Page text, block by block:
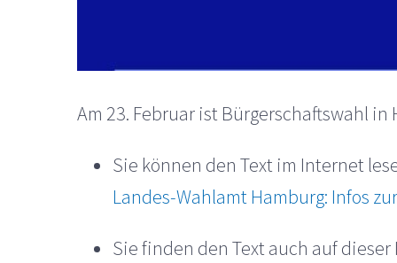
Am 23. Februar ist Bürgerschaftswahl
Sie können den Text im Internet
Landes-Wahlamt Hamburg: Infos
Sie finden den Text auch auf